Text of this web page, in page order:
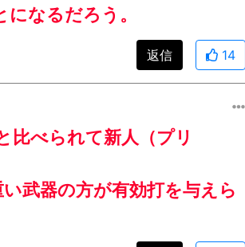
なるだろう。
返信 14
比べられて新人（プリ
武器の方が有効打を与えら